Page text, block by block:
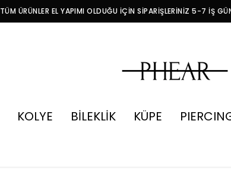
TÜM ÜRÜNLER EL YAPIMI OLDUĞU İÇİN SİPARİŞLERİNİZ 5-7 İŞ
KOLYE BİLEKLİK KÜPE